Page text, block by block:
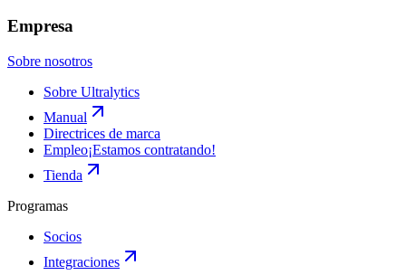
Empresa
Sobre nosotros
Sobre Ultralytics
Manual
Directrices de marca
Empleo¡Estamos contratando!
Tienda
Programas
Socios
Integraciones